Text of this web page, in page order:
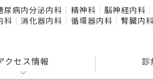
尿病内分泌内科 精神科
脳神経内科
科
消化器内科 循環器内科 腎臓内科
クセス情報